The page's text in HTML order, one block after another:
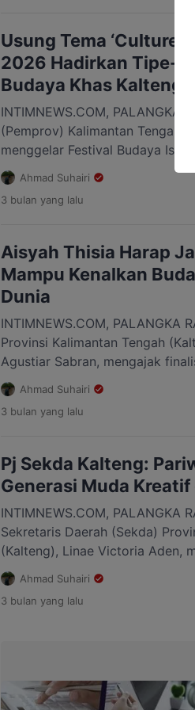
pariwisata, dan produk
sambutannya, […]
Usung Tema ‘Culture
2026 Hadirkan Tipe-X
Budaya Khas Kalteng
INTIMNEWS.COM, PALANGKA
(Pemprov) Kalimantan Tengah
menggelar Festival Budaya Isen
akan berlangsung pada 17
Palangka Raya. Kegiatan
tema “Culture for Dignity” dan
Serbaguna. Opening ceremony
[…]
Ahmad Suhairi
3 bulan yang lalu
Aisyah Thisia Harap
Mampu Kenalkan
Dunia
INTIMNEWS.COM, PALANGKA
Provinsi Kalimantan Tengah
Agustiar Sabran, mengajak
2026 aktif mempromosikan
hingga ke tingkat nasional
disampaikan Aisyah saat
Istana Isen Mulang, Palangka
Ahmad Suhairi
3 bulan yang lalu
Pj Sekda Kalteng:
Generasi Muda
INTIMNEWS.COM, PALANGKA
Sekretaris Daerah (Sekda)
(Kalteng), Linae Victoria Aden,
Nyai Kalteng 2026 memiliki
memperkenalkan budaya dan
masyarakat luas. Hal itu
Ahmad Suhairi
3 bulan yang lalu